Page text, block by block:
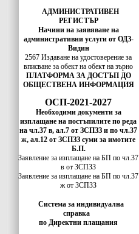
АДМИНИСТРАТИВЕН
РЕГИСТЪР
Начини на заявяване на
административни услуги от ОДЗ-
Видин
2567 Издаване на удостоверение за
вписванe за обект на обект на зърно
ПЛАТФОРМА ЗА ДОСТЪП ДО
ОБЩЕСТВЕНА ИНФОРМАЦИЯ
ОСП-2021-2027
Необходими документи за
изплащане на постъпилите по реда
на чл.37 в, ал.7 от ЗСПЗЗ и по чл.37
ж, ал.12 от ЗСПЗЗ суми за имотите
Б.П.
Заявление за изплащане на БП по чл.37
в от ЗСПЗЗ
Заявление за изплащане на БП по чл.37
ж от ЗСПЗЗ
Система за индивидуална
справка
по Директни плащания